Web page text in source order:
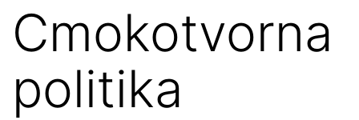
Cmokotvorna
politika